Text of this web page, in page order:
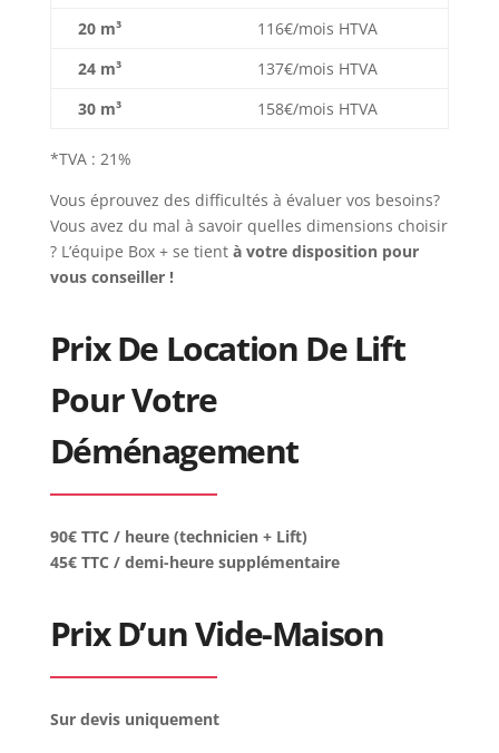
20 m³
116€/mois HTVA
24 m³
137€/mois HTVA
30 m³
158€/mois HTVA
*TVA : 21%
Vous éprouvez des difficultés à évaluer vos besoins?
Vous avez du mal à savoir quelles dimensions choisir
? L’équipe Box + se tientà votre disposition pour
vous conseiller !
Prix De Location De Lift
Pour Votre
Déménagement
90€ TTC / heure (technicien + Lift)
45€ TTC / demi-heure supplémentaire
Prix D’un Vide-Maison
Sur devis uniquement